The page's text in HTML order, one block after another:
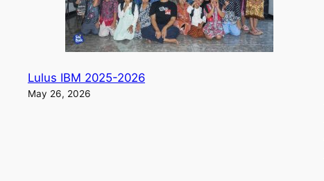
Lulus IBM 2025-2026
May 26, 2026